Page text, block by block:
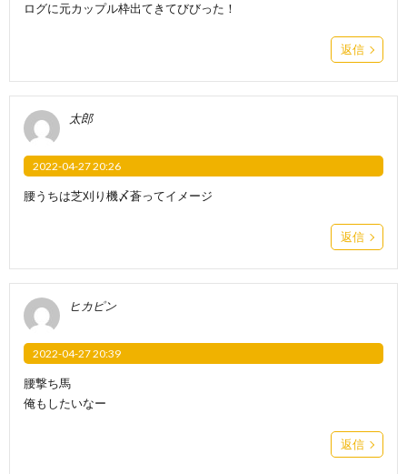
ログに元カップル枠出てきてびびった！
返信
太郎
2022-04-27 20:26
腰うちは芝刈り機〆蒼ってイメージ
返信
ヒカピン
2022-04-27 20:39
腰撃ち馬
俺もしたいなー
返信